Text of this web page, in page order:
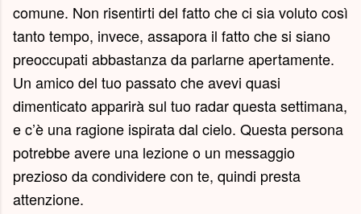
comune. Non risentirti del fatto che ci sia voluto così
tanto tempo, invece, assapora il fatto che si siano
preoccupati abbastanza da parlarne apertamente.
Un amico del tuo passato che avevi quasi
dimenticato apparirà sul tuo radar questa settimana,
e c’è una ragione ispirata dal cielo. Questa persona
potrebbe avere una lezione o un messaggio
prezioso da condividere con te, quindi presta
attenzione.